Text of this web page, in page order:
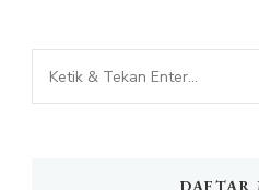
Mencari
Sesuatu?
DAFTAR